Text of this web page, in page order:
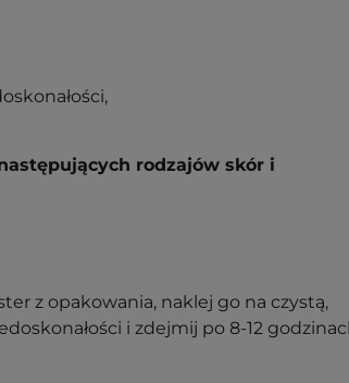
rodzajów skór i
z opakowania, naklej go na czystą,
i zdejmij po 8-12